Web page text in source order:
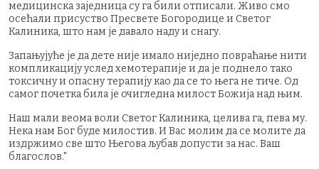
медицинска заједница су га били отписали. Живо смо
осећали присуство Пресвете Богородице и Светог
Калиника, што нам је давало наду и снагу.
Запањујуће је да дете није имало ниједно повраћање нити
компликацију услед хемотерапије и да је поднело тако
токсичну и опасну терапију као да се то њега не тиче. Од
самог почетка била је очигледна милост Божија над њим.
Наш мали веома воли Светог Калиника, целива га, пева му.
Нека нам Бог буде милостив. И Вас молим да се молите да
издржимо све што Његова љубав допусти за нас. Ваш
благослов."